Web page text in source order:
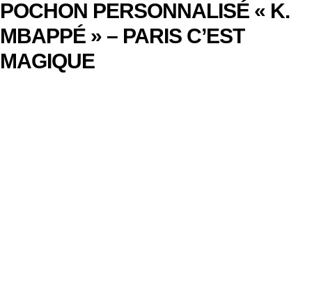
POCHON PERSONNALISÉ « K.
MBAPPÉ » – PARIS C’EST
MAGIQUE